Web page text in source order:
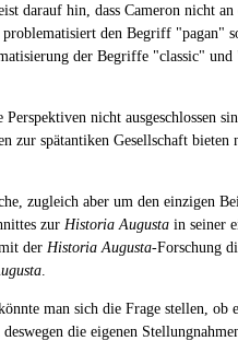
darauf hin, dass Cameron nicht an
den Begriff "pagan"
der Begriffe "classic"
nicht ausgeschlossen
spätantiken Gesellschaft bieten
zugleich aber um den einzigen
zur Historia Augusta in seiner
der Historia Augusta-Forschung
man sich die Frage stellen,
die eigenen